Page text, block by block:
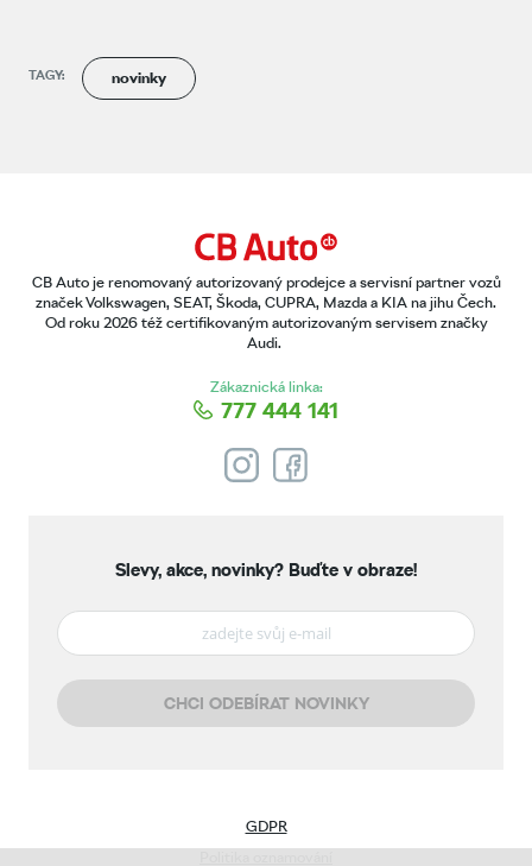
TAGY: novinky
CB Auto je renomovaný autorizovaný prodejce a servisní partner vozů
značek Volkswagen, SEAT, Škoda, CUPRA, Mazda a KIA na jihu Čech.
Od roku 2026 též certifikovaným autorizovaným servisem značky
Audi.
Zákaznická linka:
777 444 141
Slevy, akce, novinky? Buďte v obraze!
CHCI ODEBÍRAT NOVINKY
GDPR